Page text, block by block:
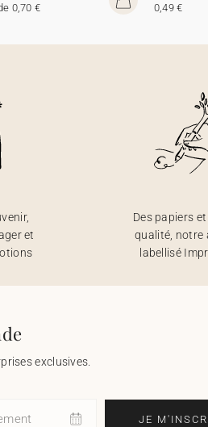
0,70 € 0,49 €
et
Des papiers
qualité, notre
labellisé
exclusives.
JE